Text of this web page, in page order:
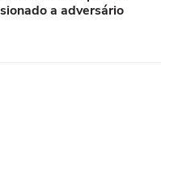
a adversário